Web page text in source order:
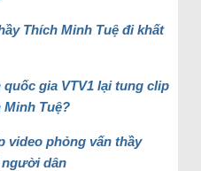
Thích Minh Tuệ đi khất
gia VTV1 lại tung clip
Tuệ?
video phỏng vấn thầy
người dân